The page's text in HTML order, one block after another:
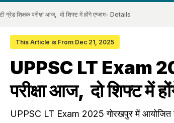
शिक्षक परीक्षा आज, दो शिफ्ट में होंगे एग्जाम- Details
This Article is From Dec 21, 2025
UPPSC LT Exam
परीक्षा आज, दो शिफ्ट में
UPPSC LT Exam 2025 गोरखपुर में आयोजित